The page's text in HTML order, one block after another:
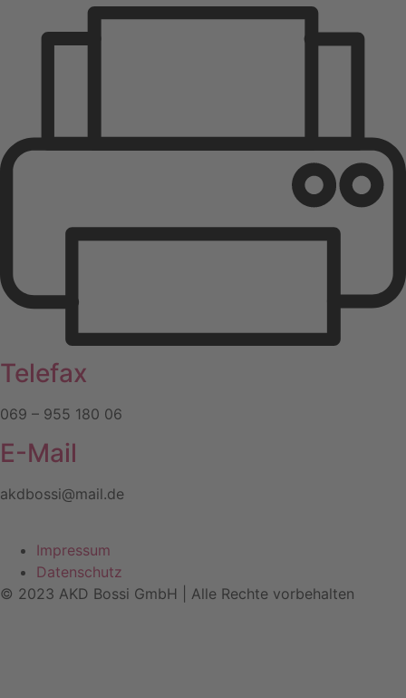
Telefax
069 – 955 180 06
E-Mail
akdbossi@mail.de
Impressum
Datenschutz
© 2023 AKD Bossi GmbH | Alle Rechte vorbehalten